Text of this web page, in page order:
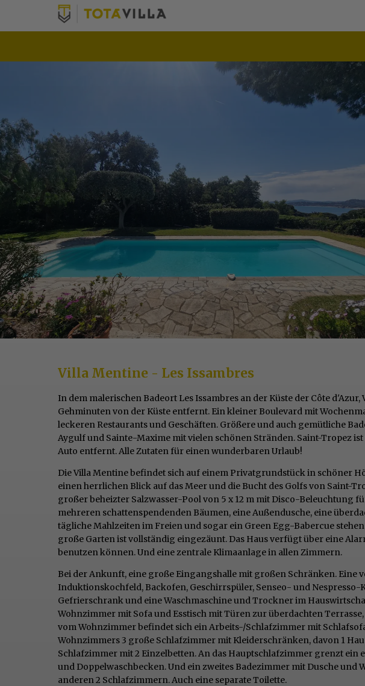
Villa Mentine - Les Issambres
In dem malerischen Badeort Les Issambres an der Küste der Côte
Gehminuten von der Küste entfernt. Ein kleiner Boulevard mit
leckeren Restaurants und Geschäften. Größere und auch gemütliche
Aygulf und Sainte-Maxime mit vielen schönen Stränden. Saint-Tropez
Auto entfernt. Alle Zutaten für einen wunderbaren Urlaub!
Die Villa Mentine befindet sich auf einem Privatgrundstück in schöner
einen herrlichen Blick auf das Meer und die Bucht des Golfs von Saint-
großer beheizter Salzwasser-Pool von 5 x 12 m mit Disco-Beleuchtung
mehreren schattenspendenden Bäumen, eine Außendusche, eine
tägliche Mahlzeiten im Freien und sogar ein Green Egg-Babercue
große Garten ist vollständig eingezäunt. Das Haus verfügt über eine
benutzen können. Und eine zentrale Klimaanlage in allen Zimmern.
Bei der Ankunft, eine große Eingangshalle mit großen Schränken. Eine
Induktionskochfeld, Backofen, Geschirrspüler, Senseo- und
Gefrierschrank und eine Waschmaschine und Trockner im
Wohnzimmer mit Sofa und Esstisch mit Türen zur überdachten Terrasse,
vom Wohnzimmer befindet sich ein Arbeits-/Schlafzimmer mit
Wohnzimmers 3 große Schlafzimmer mit Kleiderschränken, davon 1
Schlafzimmer mit 2 Einzelbetten. An das Hauptschlafzimmer grenzt ein
und Doppelwaschbecken. Und ein zweites Badezimmer mit Dusche und
anderen 2 Schlafzimmern. Auch eine separate Toilette.